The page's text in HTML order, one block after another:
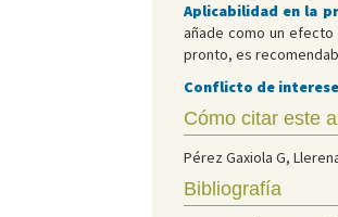
Aplicabilidad en la
añade como un
pronto, es
Conflicto de
Cómo citar este
Pérez Gaxiola G,
Bibliografía